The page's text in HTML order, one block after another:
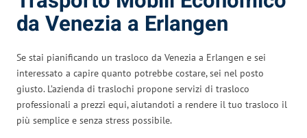
da Venezia a Erlangen
Se stai pianificando un trasloco da Venezia a Erlangen e sei
interessato a capire quanto potrebbe costare, sei nel posto
giusto. L’azienda di traslochi propone servizi di trasloco
professionali a prezzi equi, aiutandoti a rendere il tuo trasloco il
più semplice e senza stress possibile.